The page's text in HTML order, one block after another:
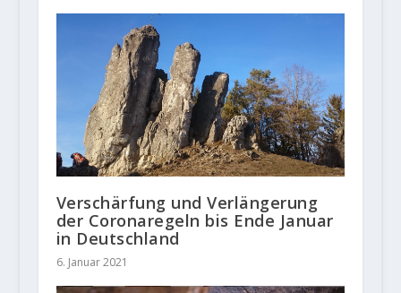
Verschärfung und Verlängerung
der Coronaregeln bis Ende Januar
in Deutschland
6. Januar 2021